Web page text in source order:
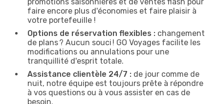
faire encore plus d'économies et faire plaisir à
votre portefeuille !
Options de réservation flexibles : changement
de plans ? Aucun souci ! GO Voyages facilite les
modifications ou annulations pour une
tranquillité d'esprit totale.
Assistance clientèle 24/7 : de jour comme de
nuit, notre équipe est toujours prête à répondre
à vos questions ou à vous assister en cas de
besoin.